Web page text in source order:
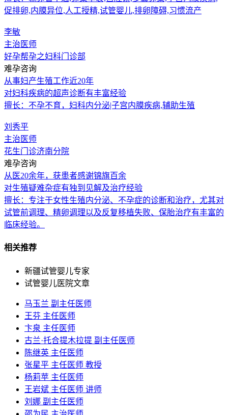
促排卵,内膜异位,人工授精,试管婴儿,排卵障碍,习惯流产
李敏
主治医师
好孕帮孕之妇科门诊部
难孕咨询
从事妇产生殖工作近20年
对妇科疾病的超声诊断有丰富经验
擅长：不孕不育，妇科内分泌|子宫内膜疾病,辅助生殖
刘秀平
主治医师
花生门诊济南分院
难孕咨询
从医20余年，获患者感谢锦旗百余
对生殖疑难杂症有独到见解及治疗经验
擅长：专注于女性生殖内分泌、不孕症的诊断和治疗，尤其对
试管前调理、精卵调理以及反复移植失败、保胎治疗有丰富的
临床经验。
相关推荐
新疆试管婴儿专家
试管婴儿医院文章
马玉兰 副主任医师
王芬 主任医师
卞泉 主任医师
古兰·托合提木拉提 副主任医师
陈继英 主任医师
张星平 主任医师 教授
杨莉苹 主任医师
王岩斌 主任医师 讲师
刘娜 副主任医师